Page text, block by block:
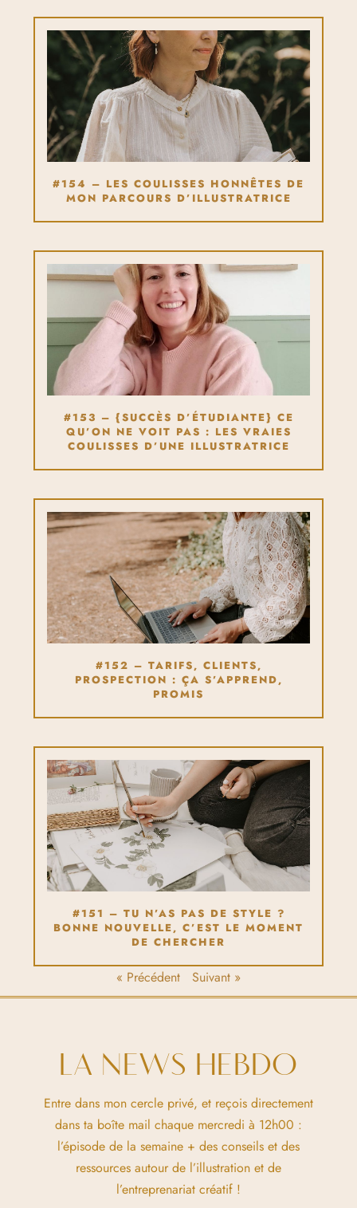
#154 – LES COULISSES HONNÊTES DE
MON PARCOURS D’ILLUSTRATRICE
#153 – {SUCCÈS D’ÉTUDIANTE} CE
QU’ON NE VOIT PAS : LES VRAIES
COULISSES D’UNE ILLUSTRATRICE
#152 – TARIFS, CLIENTS,
PROSPECTION : ÇA S’APPREND,
PROMIS
#151 – TU N’AS PAS DE STYLE ?
BONNE NOUVELLE, C’EST LE MOMENT
DE CHERCHER
« Précédent Suivant »
LA NEWS HEBDO
Entre dans mon cercle privé, et reçois directement
dans ta boîte mail chaque mercredi à 12h00 :
l’épisode de la semaine + des conseils et des
ressources autour de l’illustration et de
l’entreprenariat créatif !